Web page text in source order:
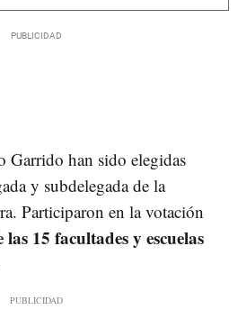
Garrido han sido elegidas
y subdelegada de la
Participaron en la votación
las 15 facultades y escuelas